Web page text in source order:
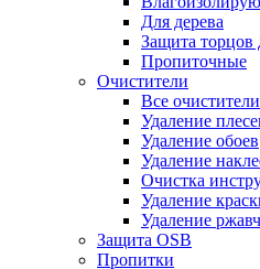
Для дерева
Защита торцов
Пропиточные
Очистители
Все
Удаление
Удаление обоев
Удаление
Очистка
Удаление
Удаление
Защита OSB
Пропитки